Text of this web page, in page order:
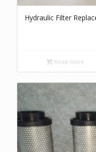
Hydraulic Filter
Read more